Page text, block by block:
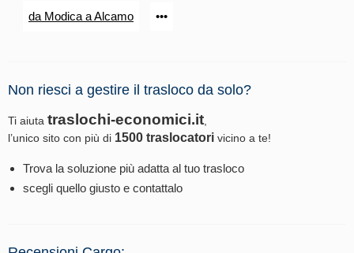
da Modica a Alcamo •••
Non riesci a gestire il trasloco da solo?
Ti aiuta traslochi-economici.it
l’unico sito con più di 1500 traslocatori vicino a te!
Trova la soluzione più adatta al tuo trasloco
scegli quello giusto e contattalo